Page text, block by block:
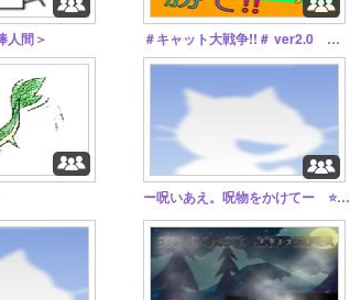
間＞ ＃キャット大戦争!!＃ ver2.0 ＜新型版＞
ー呪いあえ。呪物をかけてー ⭐と❤を押したら押し返す！拡散してくれると神様になれるスタジオ